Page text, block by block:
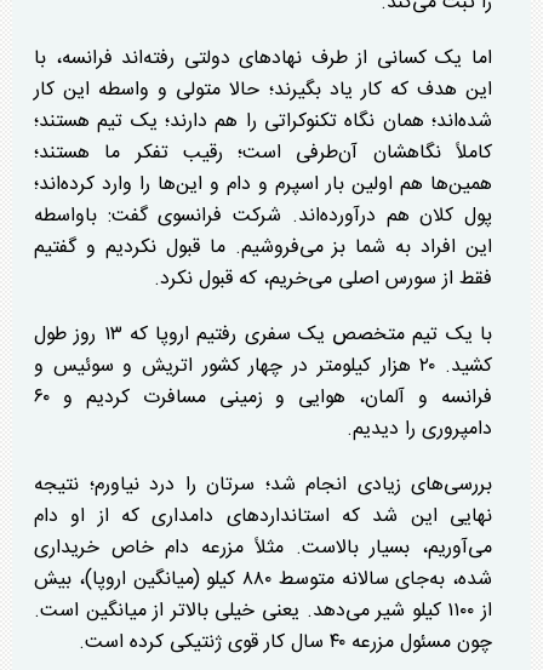
اما یک کسانی از طرف نهاد‌های دولتی رفته‌اند فرانسه، با
این هدف که کار یاد بگیرند؛ حالا متولی و واسطه این کار
شده‌اند؛ همان نگاه تکنوکراتی را هم دارند؛ یک تیم هستند؛
کاملاً نگاهشان آن‌طرفی است؛ رقیب تفکر ما هستند؛
همین‌ها هم اولین بار اسپرم و دام و این‌ها را وارد کرده‌اند؛
پول کلان هم درآورده‌اند. شرکت فرانسوی گفت: با‌واسطه
این افراد به شما بز می‌فروشیم. ما قبول نکردیم و گفتیم
فقط از سورس اصلی می‌خریم، که قبول نکرد.
با یک تیم متخصص یک سفری رفتیم اروپا که ۱۳ روز طول
کشید. ۲۰ هزار کیلومتر در چهار کشور اتریش و سوئیس و
فرانسه و آلمان، هوایی و زمینی مسافرت کردیم و ۶۰
دامپروری را دیدیم.
بررسی‌های زیادی انجام شد؛ سرتان را درد نیاورم؛ نتیجه
نهایی این شد که استاندارد‌های دامداری که از او دام
می‌آوریم، بسیار بالاست. مثلاً مزرعه دام خاص خریداری
شده، به‌جای سالانه متوسط ۸۸۰ کیلو (میانگین اروپا)، بیش
از ۱۱۰۰ کیلو شیر می‌دهد. یعنی خیلی بالاتر از میانگین است.
چون مسئول مزرعه ۴۰ سال کار قوی ژنتیکی کرده است.